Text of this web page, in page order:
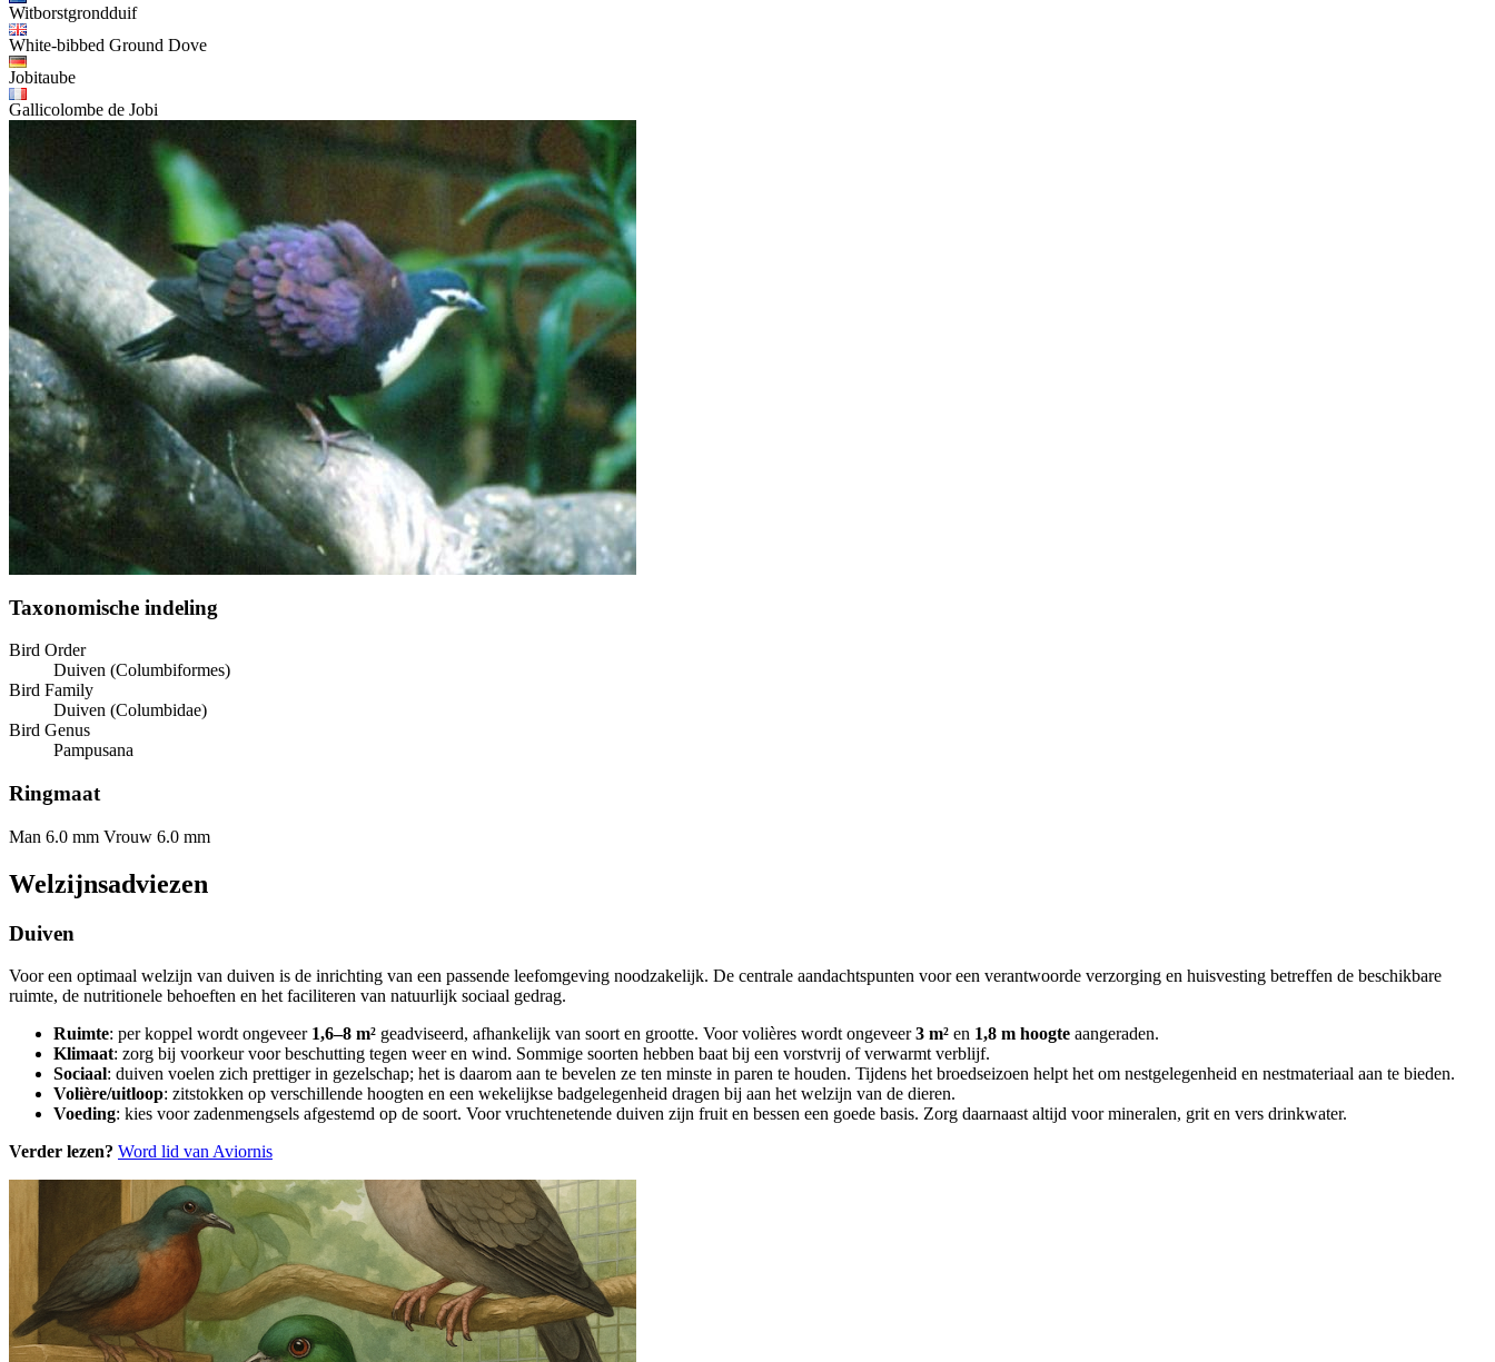
Witborstgrondduif
White-bibbed Ground Dove
Jobitaube
Gallicolombe de Jobi
Taxonomische indeling
Bird Order
Duiven (Columbiformes)
Bird Family
Duiven (Columbidae)
Bird Genus
Pampusana
Ringmaat
Man 6.0 mm Vrouw 6.0 mm
Welzijnsadviezen
Duiven
Voor een optimaal welzijn van duiven is de inrichting van een passende leefomgeving noodzakelijk. De centrale aandachtspunten voor een verantwoorde verzorging en huisvesting betreffen de beschikbare
ruimte, de nutritionele behoeften en het faciliteren van natuurlijk sociaal gedrag.
Ruimte: per koppel wordt ongeveer 1,6–8 m² geadviseerd, afhankelijk van soort en grootte. Voor volières wordt ongeveer3 m² en 1,8 m hoogte aangeraden.
Klimaat: zorg bij voorkeur voor beschutting tegen weer en wind. Sommige soorten hebben baat bij een vorstvrij of verwarmt verblijf.
Sociaal: duiven voelen zich prettiger in gezelschap; het is daarom aan te bevelen ze ten minste in paren te houden. Tijdens het broedseizoen helpt het om nestgelegenheid en nestmateriaal aan te bieden.
Volière/uitloop: zitstokken op verschillende hoogten en een wekelijkse badgelegenheid dragen bij aan het welzijn van de dieren.
Voeding: kies voor zadenmengsels afgestemd op de soort. Voor vruchtenetende duiven zijn fruit en bessen een goede basis. Zorg daarnaast altijd voor mineralen, grit en vers drinkwater.
Verder lezen? Word lid van Aviornis